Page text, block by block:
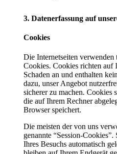
3. Datenerfassung auf
Cookies
Die Internetseiten verwenden
Cookies. Cookies richten auf
Schaden an und enthalten
dazu, unser Angebot
sicherer zu machen. Cookies
die auf Ihrem Rechner
Browser speichert.
Die meisten der von uns
genannte “Session-
Ihres Besuchs automatisch